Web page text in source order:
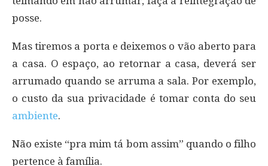
posse.
Mas tiremos a porta e deixemos o vão aberto para
a casa. O espaço, ao retornar a casa, deverá ser
arrumado quando se arruma a sala. Por exemplo,
o custo da sua privacidade é tomar conta do seu
ambiente.
Não existe “pra mim tá bom assim” quando o filho
pertence à família.